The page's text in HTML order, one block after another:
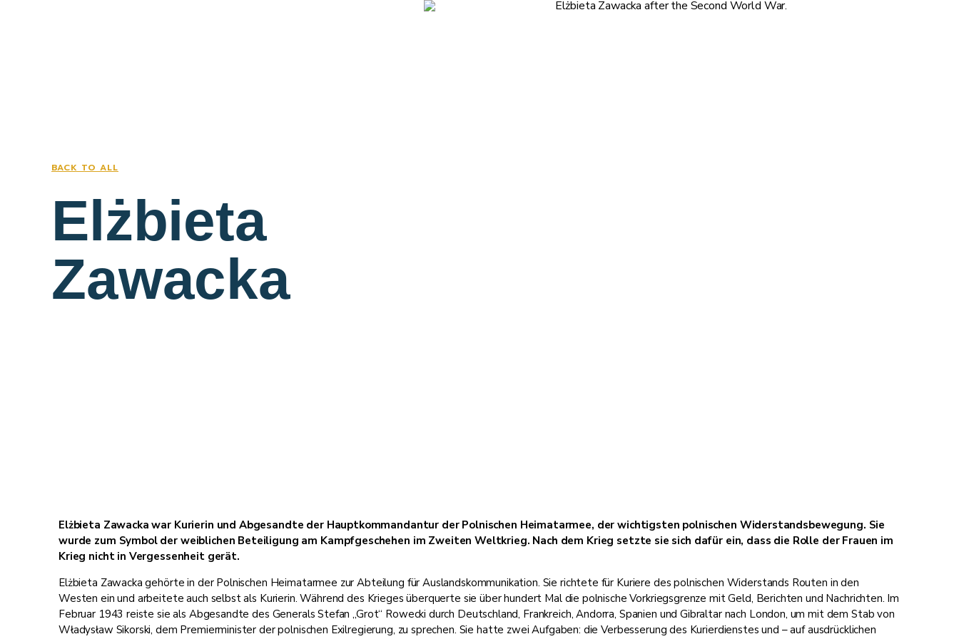
BACK TO ALL
Elżbieta
Zawacka
Elżbieta Zawacka war Kurierin und Abgesandte der Hauptkommandantur der Polnischen Heimatarmee, der wichtigsten polnischen Widerstandsbewegung. Sie
wurde zum Symbol der weiblichen Beteiligung am Kampfgeschehen im Zweiten Weltkrieg. Nach dem Krieg setzte sie sich dafür ein, dass die Rolle der Frauen im
Krieg nicht in Vergessenheit gerät.
Elżbieta Zawacka gehörte in der Polnischen Heimatarmee zur Abteilung für Auslandskommunikation. Sie richtete für Kuriere des polnischen Widerstands Routen in den
Westen ein und arbeitete auch selbst als Kurierin. Während des Krieges überquerte sie über hundert Mal die polnische Vorkriegsgrenze mit Geld, Berichten und Nachrichten. Im
Februar 1943 reiste sie als Abgesandte des Generals Stefan „Grot“ Rowecki durch Deutschland, Frankreich, Andorra, Spanien und Gibraltar nach London, um mit dem Stab von
Władysław Sikorski, dem Premierminister der polnischen Exilregierung, zu sprechen. Sie hatte zwei Aufgaben: die Verbesserung des Kurierdienstes und – auf ausdrücklichen